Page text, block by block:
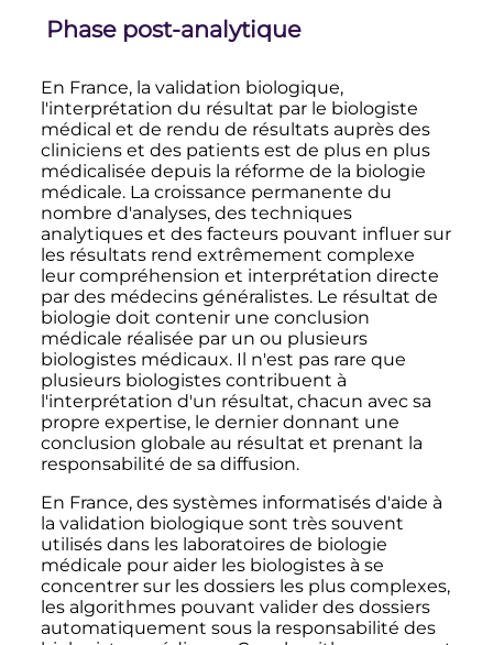
Phase post-analytique
En France, la validation biologique,
l'interprétation du résultat par le biologiste
médical et de rendu de résultats auprès des
cliniciens et des patients est de plus en plus
médicalisée depuis la réforme de la biologie
médicale. La croissance permanente du
nombre d'analyses, des techniques
analytiques et des facteurs pouvant influer sur
les résultats rend extrêmement complexe
leur compréhension et interprétation directe
par des médecins généralistes. Le résultat de
biologie doit contenir une conclusion
médicale réalisée par un ou plusieurs
biologistes médicaux. Il n'est pas rare que
plusieurs biologistes contribuent à
l'interprétation d'un résultat, chacun avec sa
propre expertise, le dernier donnant une
conclusion globale au résultat et prenant la
responsabilité de sa diffusion.
En France, des systèmes informatisés d'aide à
la validation biologique sont très souvent
utilisés dans les laboratoires de biologie
médicale pour aider les biologistes à se
concentrer sur les dossiers les plus complexes,
les algorithmes pouvant valider des dossiers
automatiquement sous la responsabilité des